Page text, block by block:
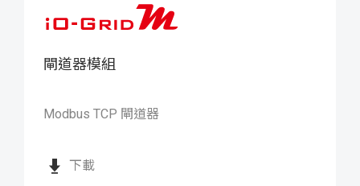
閘道器模組
Modbus TCP 閘道器
下載